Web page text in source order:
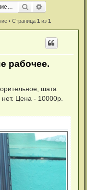
Поиск
• Страница 1 из 1
рабочее.
шата
нет. Цена - 10000р.